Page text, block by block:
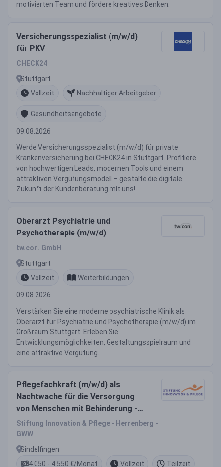
motivierten Team und fördere kreatives Denken.
Versicherungsspezialist (m/w/d)
für PKV
CHECK24
Stuttgart
Vollzeit
Nachhaltiger Arbeitgeber
Gesundheitsangebote
09.08.2026
Werde Versicherungsspezialist (m/w/d) für private
Krankenversicherung bei CHECK24 in Stuttgart. Profitiere
von hochwertigen Leads, modernen Tools und einem
attraktiven Vergütungsmodell – gestalte die digitale
Zukunft der Kundenberatung mit uns!
Oberarzt Psychiatrie und
Psychotherapie (m/w/d)
tw.con. GmbH
Stuttgart
Vollzeit
Weiterbildungen
09.08.2026
Verstärken Sie eine moderne psychiatrische Klinik als
Oberarzt für Psychiatrie und Psychotherapie (m/w/d) im
Großraum Stuttgart. Erleben Sie
Entwicklungsmöglichkeiten, Gestaltungsspielraum und
eine attraktive Vergütung.
Pflegefachkraft (m/w/d) als
Nachtwache für die Versorgung
von Menschen mit Behinderung -
Gestalte mit uns die Zukunft!
Stiftung Innovation & Pflege - Herrenberg -
GWW
Sindelfingen
4.050 - 4.550 €/Monat
Vollzeit Teilzeit